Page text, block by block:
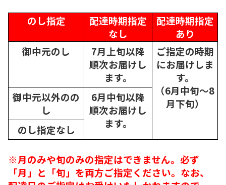
のし指定
配達時期指定
なし
配達時期指定
あり
御中元のし
7月上旬以降
順次お届けし
ます。
ご指定の時期
にお届けしま
す。
（6月中旬～8
月下旬）
御中元以外のの
し
6月中旬以降
順次お届けし
ます。
のし指定なし
※月のみや旬のみの指定はできません。必ず
「月」と「旬」を両方ご指定ください。なお、